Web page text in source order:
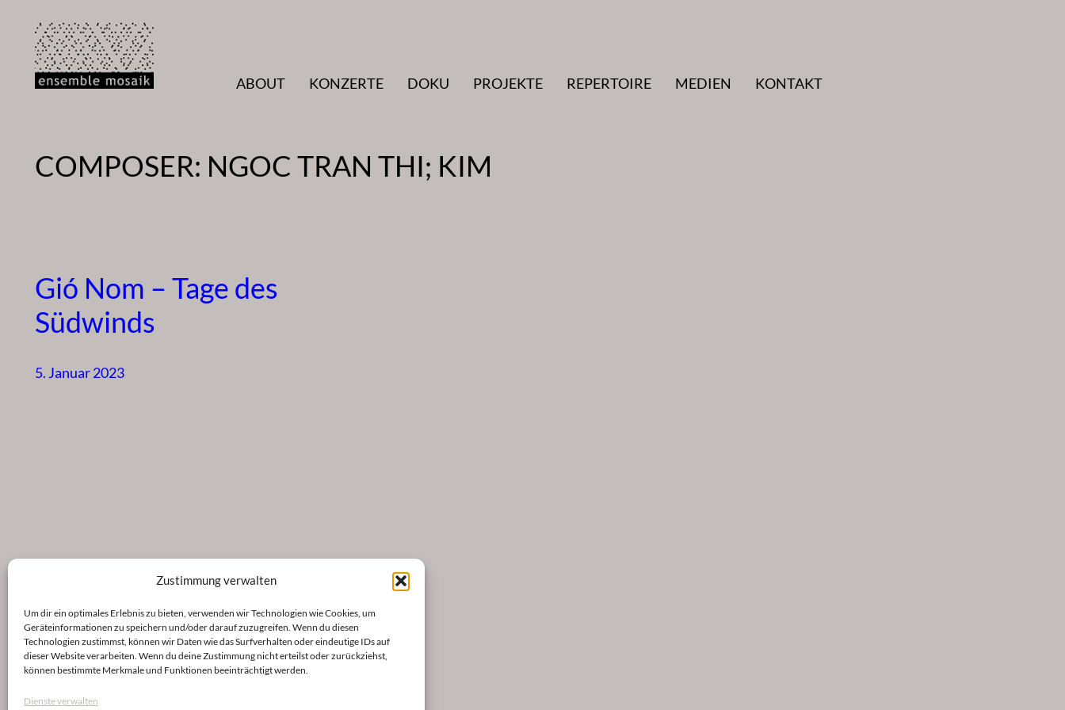
Zustimmung verwalten
Um dir ein optimales Erlebnis zu bieten, verwenden wir Technologien wie Cookies, um
Geräteinformationen zu speichern und/oder darauf zuzugreifen. Wenn du diesen
Technologien zustimmst, können wir Daten wie das Surfverhalten oder eindeutige IDs auf
dieser Website verarbeiten. Wenn du deine Zustimmung nicht erteilst oder zurückziehst,
können bestimmte Merkmale und Funktionen beeinträchtigt werden.
Dienste verwalten
Inhalt
springen
ABOUT
KONZERTE DOKU PROJEKTE REPERTOIRE MEDIEN KONTAKT
COMPOSER: NGOC TRAN THI; KIM
Gió Nom – Tage des
Südwinds
5. Januar 2023